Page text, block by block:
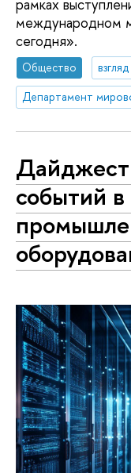
рамках
международном
сегодня».
Общество
Департамент
событий